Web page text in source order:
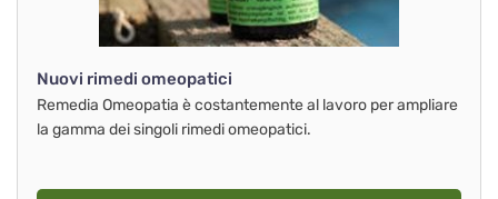
Nuovi rimedi omeopatici
Remedia Omeopatia è costantemente al lavoro per ampliare
la gamma dei singoli rimedi omeopatici.